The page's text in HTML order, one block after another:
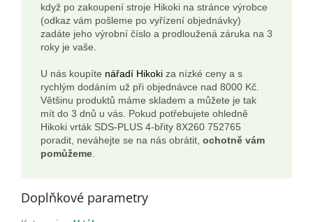
když po zakoupení stroje Hikoki na stránce výrobce
(odkaz vám pošleme po vyřízení objednávky)
zadáte jeho výrobní číslo a prodloužená záruka na 3
roky je vaše.
U nás koupíte nářadí Hikoki za nízké ceny a s
rychlým dodáním už při objednávce nad 8000 Kč.
Většinu produktů máme skladem a můžete je tak
mít do 3 dnů u vás. Pokud potřebujete ohledně
Hikoki vrták SDS-PLUS 4-břity 8X260 752765
poradit, neváhejte se na nás obrátit, ochotně vám
pomůžeme
Doplňkové parametry